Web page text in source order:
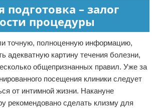
подготовка – залог
процедуры
точную, полноценную информацию,
адекватную картину течения болезни,
общепризнанных правил. Уже за
посещения клиники следует
от интимной жизни. Накануне
рекомендовано сделать клизму для